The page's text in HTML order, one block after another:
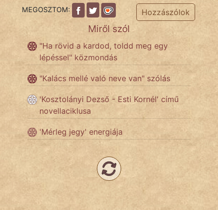
ÉLETMÓD
MAGYARSÁG
És
TÖRTÉNELEM
Népszerű szerzőink:
MEGOSZTOM: Hozzászólok
Miről szól
"Ha rövid a kardod, toldd meg egy
lépéssel" közmondás
"Kalács mellé való neve van" szólás
'Kosztolányi Dezső - Esti Kornél' című
novellaciklusa
'Mérleg jegy' energiája